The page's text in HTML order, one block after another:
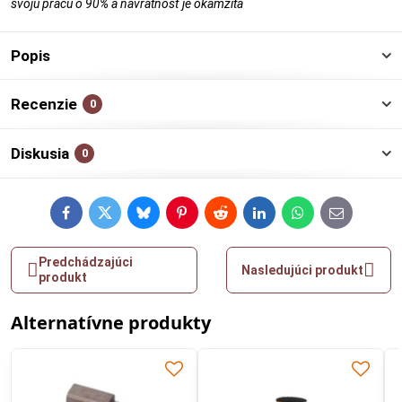
svoju prácu o 90% a návratnosť je okamžitá
Popis
Recenzie 0
Diskusia 0
FacebookTwitterBlueskyPinterestRedditLinkedInWhatsApp
E-
mail
Predchádzajúci
produkt
Nasledujúci produkt
Alternatívne produkty